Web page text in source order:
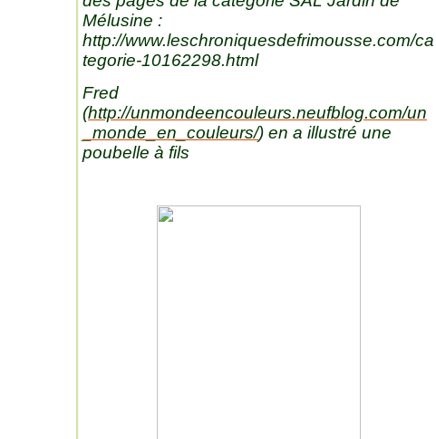
Mélusine :
http://www.leschroniquesdefrimousse.com/ca
tegorie-10162298.html
Fred
(http://unmondeencouleurs.neufblog.com/un
_monde_en_couleurs/) en a illustré une
poubelle à fils